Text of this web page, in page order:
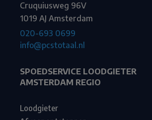
Cruquiusweg 96V
1019 AJ Amsterdam
020-693 0699
info@pcstotaal.nl
SPOEDSERVICE LOODGIETER
AMSTERDAM REGIO
Loodgieter